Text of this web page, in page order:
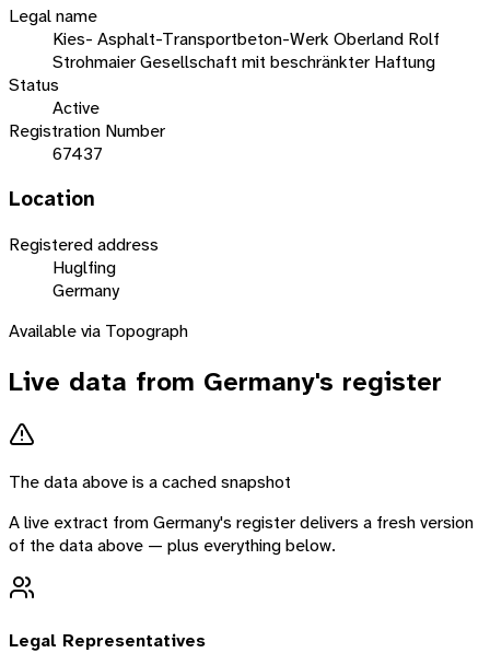
Legal name
Kies- Asphalt-Transportbeton-Werk Oberland Rolf
Strohmaier Gesellschaft mit beschränkter Haftung
Status
Active
Registration Number
67437
Location
Registered address
Huglfing
Germany
Available via Topograph
Live data from Germany's register
The data above is a cached snapshot
A live extract fromGermany's register delivers a fresh version
of the data above — plus everything below.
Legal Representatives